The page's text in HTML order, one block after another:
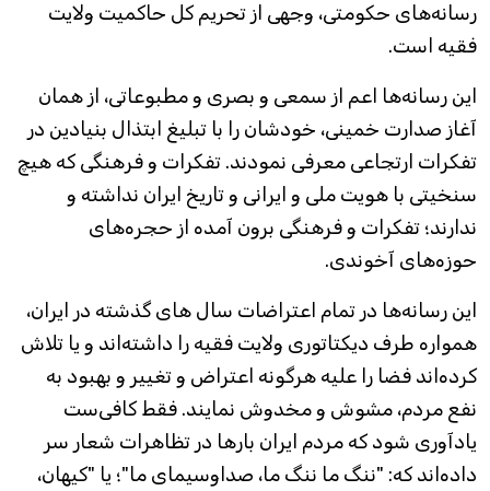
رسانه‌های حکومتی، وجهی از تحریم کل حاکمیت ولایت
فقیه است.
این رسانه‌ها اعم از سمعی و بصری و مطبوعاتی، از همان
آغاز صدارت خمینی، خودشان را با تبلیغ ابتذال بنیادین در
تفکرات ارتجاعی معرفی نمودند. تفکرات و فرهنگی که هیچ
سنخیتی با هویت ملی و ایرانی و تاریخ ایران نداشته و
ندارند؛ تفکرات و فرهنگی برون آمده از حجره‌های
حوزه‌های آخوندی.
این رسانه‌ها در تمام اعتراضات سال های گذشته در ایران،
همواره طرف دیکتاتوری ولایت فقیه را داشته‌اند و یا تلاش
کرده‌اند فضا را علیه هرگونه اعتراض و تغییر و بهبود به
نفع مردم، مشوش و مخدوش نمایند. فقط کافی‌ست
یادآوری شود که مردم ایران بارها در تظاهرات شعار سر
داده‌اند که: "ننگ ما ننگ ما، صداوسیمای ما"؛ یا "کیهان،